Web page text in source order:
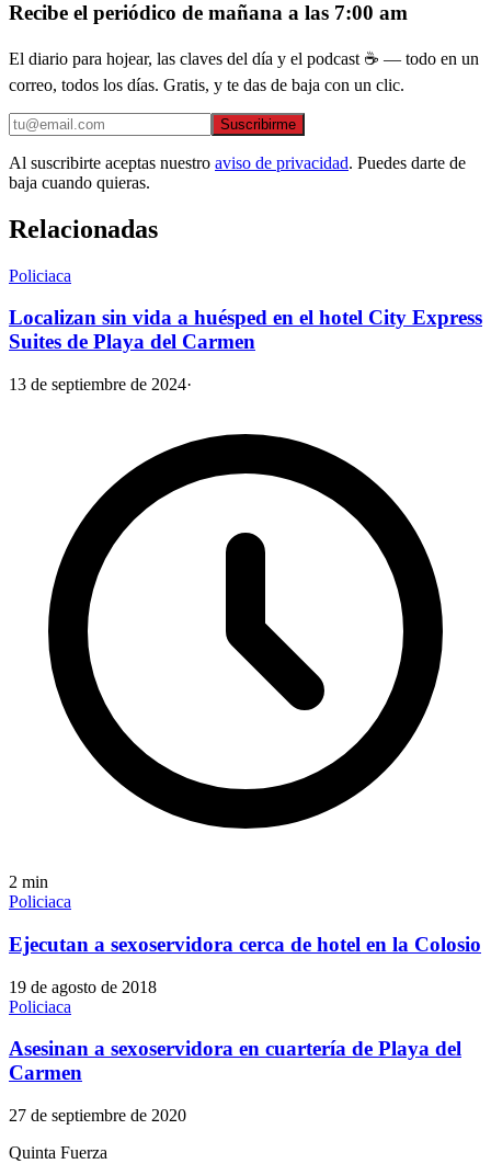
Recibe el periódico de mañana a las 7:00 am
El diario para hojear, las claves del día y el podcast ☕ — todo en un
correo, todos los días. Gratis, y te das de baja con un clic.
Suscribirme
Al suscribirte aceptas nuestro aviso de privacidad. Puedes darte de
baja cuando quieras.
Relacionadas
Policiaca
Localizan sin vida a huésped en el hotel City Express
Suites de Playa del Carmen
13 de septiembre de 2024·
2 min
Policiaca
Ejecutan a sexoservidora cerca de hotel en la Colosio
19 de agosto de 2018
Policiaca
Asesinan a sexoservidora en cuartería de Playa del
Carmen
27 de septiembre de 2020
Quinta Fuerza